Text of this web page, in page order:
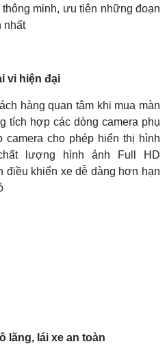
minh, ưu tiên những đoạn
nhất
vi hiện đại
hàng quan tâm khi mua màn
tích hợp các dòng camera phụ
camera cho phép hiển thị hình
lượng hình ảnh Full HD
điều khiển xe dễ dàng hơn hạn
lăng, lái xe an toàn